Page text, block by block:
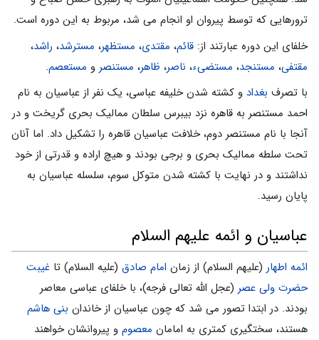
ترورهایی که توسط پیروان او انجام می شد، مربوط به این دوره است.
خلفای این دوره عبارتند از: قائم، مقتدی، مستظهر، مسترشد، راشد،
مقتفى، مستنجد، مستضیء، ناصر، ظاهر، مستنصر و مستعصم.
با تصرف بغداد و کشته شدن خلیفه عباسی، یک نفر از عباسیان به نام
احمد مستنصر به قاهره نزد بیبرس سلطان ممالیک بحری گریخت و در
آنجا با نام مستنصر دوم، خلافت عباسیان قاهره را تشکیل داد. اما آنان
تحت سلطه ممالیک بحری و برجی بودند و هیچ اراده و قدرتی از خود
نداشتند و در نهایت با کشته شدن متوکل سوم، سلسله عباسیان به
پایان رسید.
عباسیان و ائمه علیهم السلام
ائمه اطهار (علیهم السلام) از زمان امام صادق (علیه السلام) تا غیبت
حضرت ولی عصر (عجل الله تعالی فرجه)، با خلفای عباسی معاصر
بودند. در ابتدا تصور می شد که چون عباسیان از خاندان بنی هاشم
هستند، سختگیری کمتری به امامان معصوم و پیروانشان خواهند